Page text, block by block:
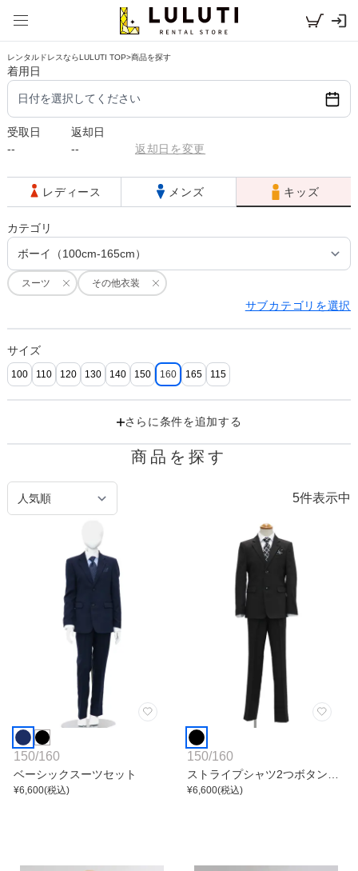
レンタルドレスならLULUTI TOP>商品を探す
着用日
日付を選択してください
受取日
--
返却日
--
返却日を変更
レディース メンズ キッズ
カテゴリ
スーツ その他衣装
サブカテゴリを選択
サイズ
100 110 120 130 140 150 160 165 115
さらに条件を追加する
商品を探す
5件表示中
150/160
ベーシックスーツセット
¥6,600(税込)
150/160
ストライプシャツ2つボタンジ
ャケットスーツセット
¥6,600(税込)